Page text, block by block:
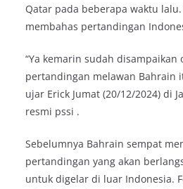
Qatar pada beberapa waktu
membahas pertandingan
“Ya kemarin sudah disampaikan
pertandingan melawan Bahrain
ujar Erick Jumat (20/12/2024) di
resmi pssi .
Sebelumnya Bahrain sempat
pertandingan yang akan
untuk digelar di luar Indonesia.